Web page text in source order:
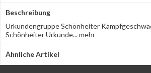
Beschreibung
Urkundengruppe Schönheiter
Schönheiter Urkunde...mehr
Ähnliche Artikel